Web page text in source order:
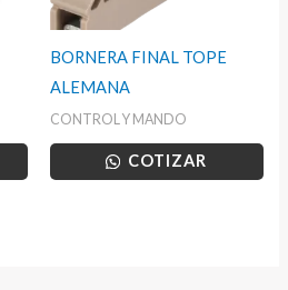
BORNERA FINAL TOPE
ALEMANA
CONTROL Y MANDO
COTIZAR